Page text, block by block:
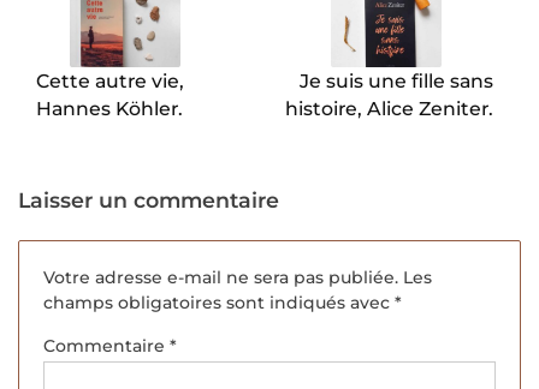
l’article
Cette autre vie,
Hannes Köhler.
Je suis une fille sans
histoire, Alice Zeniter.
Laisser un commentaire
Votre adresse e-mail ne sera pas publiée. Les
champs obligatoires sont indiqués avec *
Commentaire *